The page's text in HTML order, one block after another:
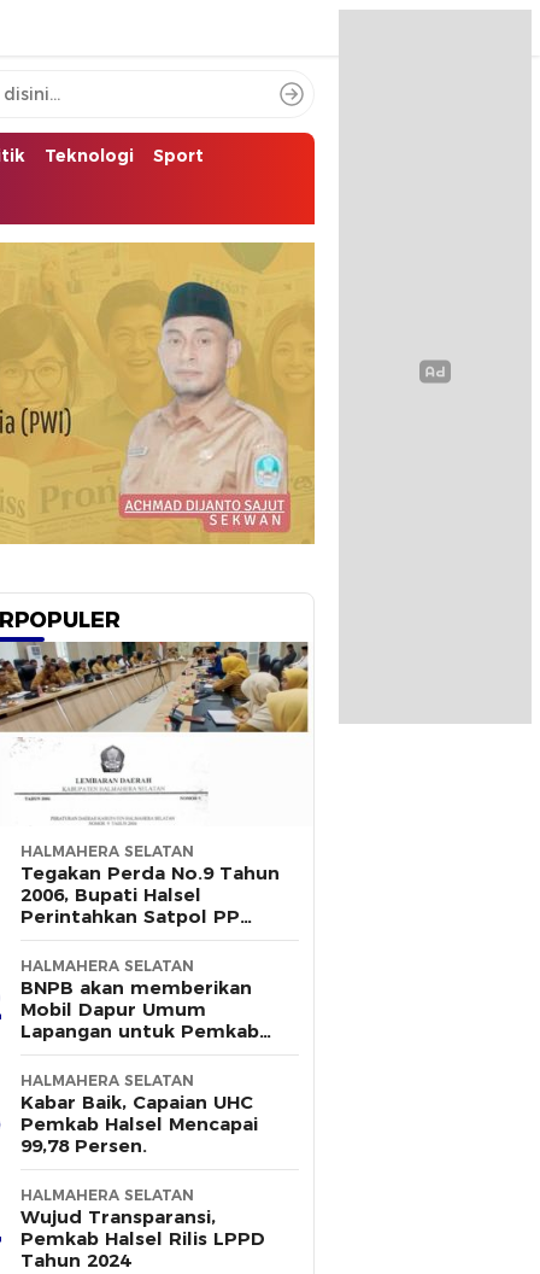
Teknologi Sport
HALMAHERA SELATAN
Tegakan Perda No.9 Tahun
2006, Bupati Halsel
Perintahkan Satpol PP
Terus Gelar Razia
HALMAHERA SELATAN
BNPB akan memberikan
Mobil Dapur Umum
Lapangan untuk Pemkab
Halsel
HALMAHERA SELATAN
Kabar Baik, Capaian UHC
Pemkab Halsel Mencapai
99,78 Persen.
HALMAHERA SELATAN
Wujud Transparansi,
Pemkab Halsel Rilis LPPD
Tahun 2024